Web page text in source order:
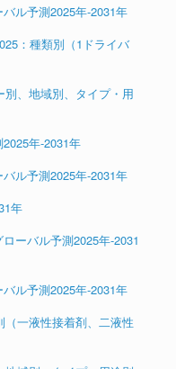
ル予測2025年-2031年
：種類別（1ドライバ
、地域別、タイプ・用
年-2031年
ル予測2025年-2031年
年
ーバル予測2025年-2031
ル予測2025年-2031年
一液性接着剤、二液性